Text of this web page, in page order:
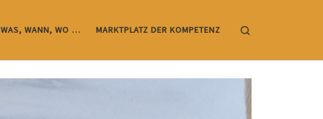
WAS, WANN, WO … MARKTPLATZ DER KOMPETENZ